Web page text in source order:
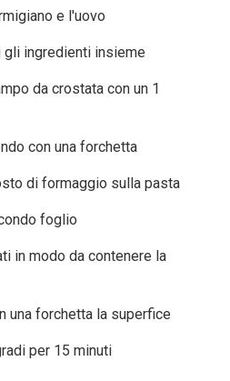
e l'uovo
gli ingredienti insieme
da crostata con un 1
con una forchetta
di formaggio sulla pasta
foglio
in modo da contenere la
una forchetta la superfice
per 15 minuti